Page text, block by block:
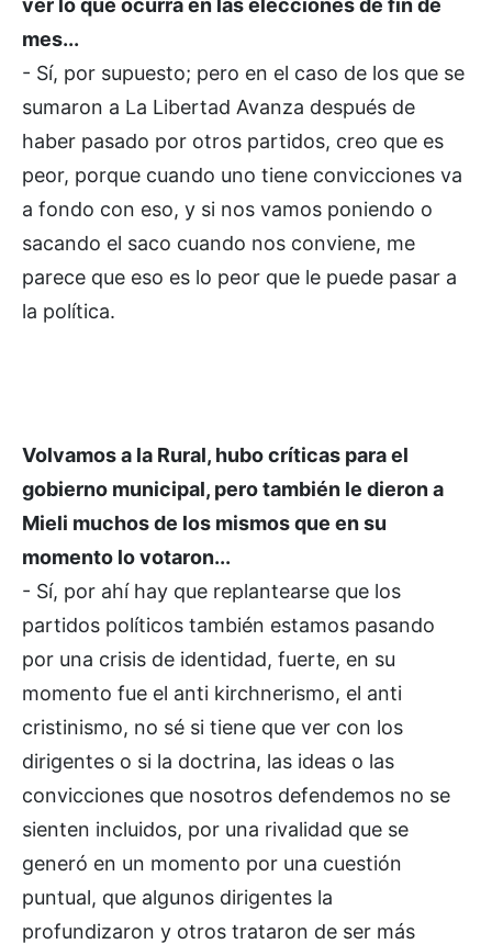
mes...
- Sí, por supuesto; pero en el caso de los que se
sumaron a La Libertad Avanza después de
haber pasado por otros partidos, creo que es
peor, porque cuando uno tiene convicciones va
a fondo con eso, y si nos vamos poniendo o
sacando el saco cuando nos conviene, me
parece que eso es lo peor que le puede pasar a
la política.
Volvamos a la Rural, hubo críticas para el
gobierno municipal, pero también le dieron a
Mieli muchos de los mismos que en su
momento lo votaron...
- Sí, por ahí hay que replantearse que los
partidos políticos también estamos pasando
por una crisis de identidad, fuerte, en su
momento fue el anti kirchnerismo, el anti
cristinismo, no sé si tiene que ver con los
dirigentes o si la doctrina, las ideas o las
convicciones que nosotros defendemos no se
sienten incluidos, por una rivalidad que se
generó en un momento por una cuestión
puntual, que algunos dirigentes la
profundizaron y otros trataron de ser más